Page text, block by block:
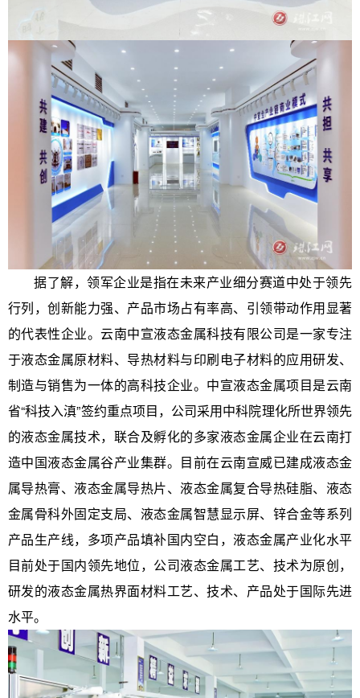
据了解，领军企业是指在未来产业细分赛道中处于领先
行列，创新能力强、产品市场占有率高、引领带动作用显著
的代表性企业。云南中宣液态金属科技有限公司是一家专注
于液态金属原材料、导热材料与印刷电子材料的应用研发、
制造与销售为一体的高科技企业。中宣液态金属项目是云南
省“科技入滇”签约重点项目，公司采用中科院理化所世界领先
的液态金属技术，联合及孵化的多家液态金属企业在云南打
造中国液态金属谷产业集群。目前在云南宣威已建成液态金
属导热膏、液态金属导热片、液态金属复合导热硅脂、液态
金属骨科外固定支局、液态金属智慧显示屏、锌合金等系列
产品生产线，多项产品填补国内空白，液态金属产业化水平
目前处于国内领先地位，公司液态金属工艺、技术为原创，
研发的液态金属热界面材料工艺、技术、产品处于国际先进
水平。